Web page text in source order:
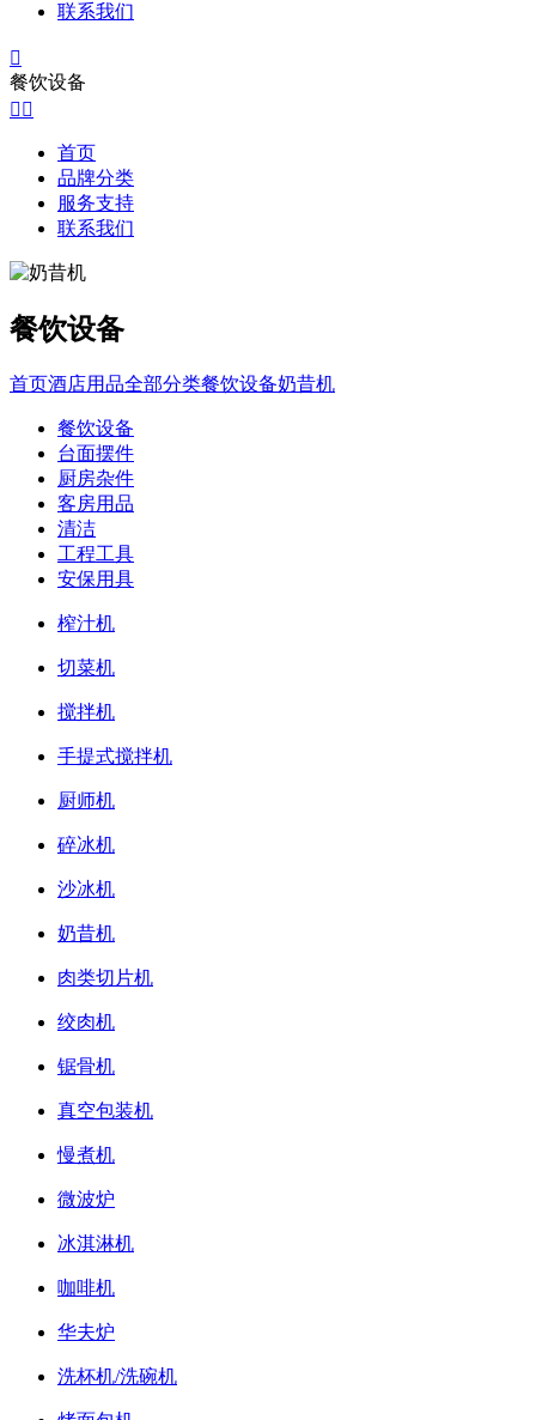
联系我们

餐饮设备
 
首页
品牌分类
服务支持
联系我们
餐饮设备
首页酒店用品全部分类餐饮设备奶昔机
餐饮设备
台面摆件
厨房杂件
客房用品
清洁
工程工具
安保用具
榨汁机
切菜机
搅拌机
手提式搅拌机
厨师机
碎冰机
沙冰机
奶昔机
肉类切片机
绞肉机
锯骨机
真空包装机
慢煮机
微波炉
冰淇淋机
咖啡机
华夫炉
洗杯机/洗碗机